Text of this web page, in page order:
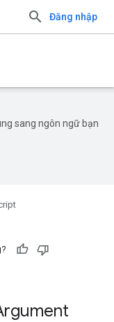
Đăng nhập
sang ngôn ngữ bạn